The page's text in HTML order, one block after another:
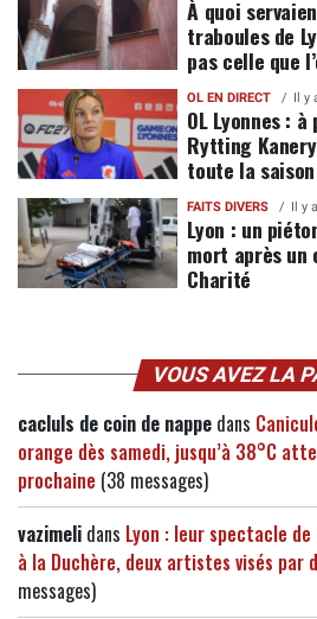
À quoi
traboules de
pas celle que
OL EN DIRECT Il y
OL Lyonnes :
Rytting
toute la saison
FAITS DIVERS Il y
Lyon : un
mort après un
Charité
VOUS AVEZ LA
cacluls de coin de nappe dans
orange dès samedi, jusqu’à 38°C
prochaine (38 messages)
vazimeli dans Lyon : leur spectacle
à la Duchère, deux artistes visés par
messages)